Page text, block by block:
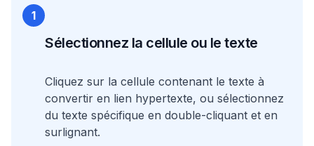
1
Sélectionnez la cellule ou le texte
Cliquez sur la cellule contenant le texte à
convertir en lien hypertexte, ou sélectionnez
du texte spécifique en double-cliquant et en
surlignant.